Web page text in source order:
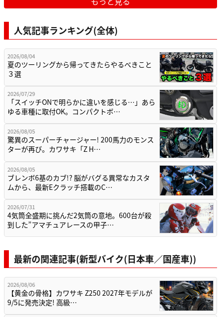
人気記事ランキング(全体)
2026/08/04
夏のツーリングから帰ってきたらやるべきこと
３選
2026/07/29
「スイッチONで明らかに違いを感じる…」あら
ゆる車種に取付OK。コンパクトボ…
2026/08/05
驚異のスーパーチャージャー! 200馬力のモンス
ターが再び。カワサキ「Z H…
2026/08/05
ブレンボ6基のカブ!? 脳がバグる異常なカスタ
ムから、最新Eクラッチ搭載のC…
2026/07/31
4気筒全盛期に挑んだ2気筒の意地。600台が殺
到した”アマチュアレースの甲子…
最新の関連記事(新型バイク(日本車／国産車))
2026/08/06
【黄金の骨格】カワサキ Z250 2027年モデルが
9/5に発売決定! 高級…